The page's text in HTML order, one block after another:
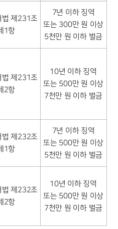
소리
검색
륜
업무사례
/최신동향
률정보
·상담후기
분야
법 제231조
1항
7년 이하 징역
또는 300만 원 이상
5천만 원 이하 벌금
법 제231조
2항
10년 이하 징역
또는 500만 원 이상
7천만 원 이하 벌금
법 제232조
1항
7년 이하 징역
또는 500만 원 이상
5천만 원 이하 벌금
법 제232조
2항
10년 이하 징역
또는 500만 원 이상
7천만 원 이하 벌금